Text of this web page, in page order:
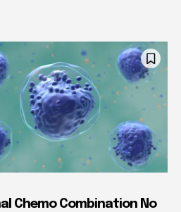
Chemo Combination No